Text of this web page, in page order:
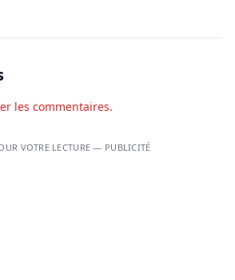
les commentaires.
VOTRE LECTURE — PUBLICITÉ